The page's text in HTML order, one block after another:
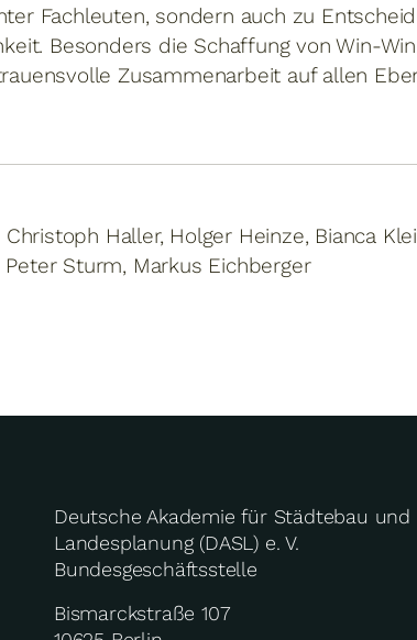
Fachleuten, sondern auch zu
Besonders die Schaffung von Win-
Zusammenarbeit auf allen
Haller, Holger Heinze, Bianca
Peter Sturm, Markus Eichberger
Deutsche Akademie für Städtebau und
Landesplanung (DASL) e. V.
Bundesgeschäftsstelle
Bismarckstraße 107